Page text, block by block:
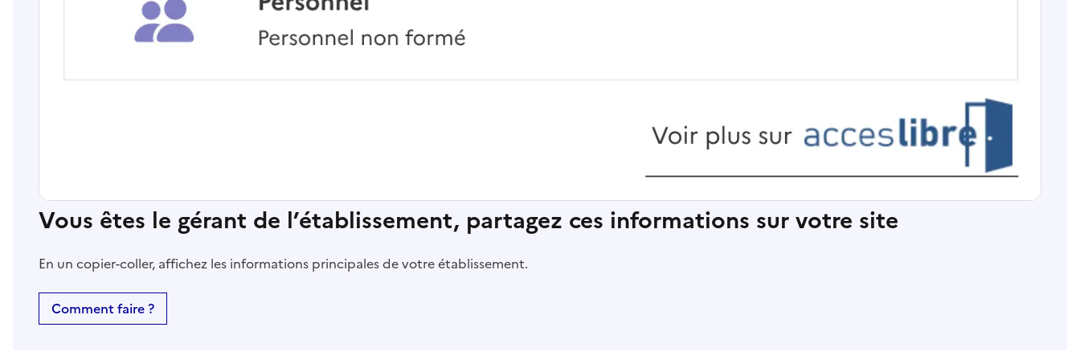
Vous êtes le gérant de l’établissement, partagez ces informations sur votre site
En un copier-coller, affichez les informations principales de votre établissement.
Comment faire ?